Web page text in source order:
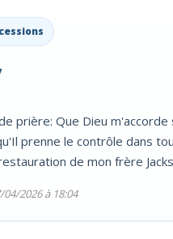
prière: Que Dieu
prenne le contrôle dans
de mon frère
2026 à 18:04